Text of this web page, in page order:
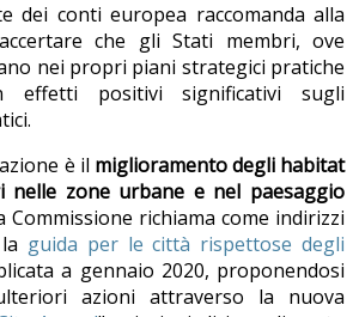
dei conti europea raccomanda alla
che gli Stati membri, ove
nei propri piani strategici pratiche
effetti positivi significativi sugli
è il miglioramento degli habitat
nelle zone urbane e nel paesaggio
Commissione richiama come indirizzi
guida per le città rispettose degli
a gennaio 2020, proponendosi
azioni attraverso la nuova